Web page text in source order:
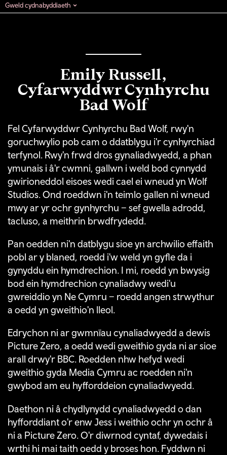
Gweld cydnabyddiaeth
Emily Russell,
Cyfarwyddwr Cynhyrchu
Bad Wolf
Fel Cyfarwyddwr Cynhyrchu Bad Wolf, rwy'n
goruchwylio pob cam o ddatblygu i'r cynhyrchiad
terfynol. Rwy'n frwd dros gynaliadwyedd, a phan
ymunais i â'r cwmni, gallwn i weld bod cynnydd
gwirioneddol eisoes wedi cael ei wneud yn Wolf
Studios. Ond roeddwn i'n teimlo gallen ni wneud
mwy ar yr ochr gynhyrchu – sef gwella adrodd,
tacluso, a meithrin brwdfrydedd.
Pan oedden ni'n datblygu sioe yn archwilio effaith
pobl ar y blaned, roedd i'w weld yn gyfle da i
gynyddu ein hymdrechion. I mi, roedd yn bwysig
bod ein hymdrechion cynaliadwy wedi'u
gwreiddio yn Ne Cymru – roedd angen strwythur
a oedd yn gweithio'n lleol.
Edrychon ni ar gwmnïau cynaliadwyedd a dewis
Picture Zero, a oedd wedi gweithio gyda ni ar sioe
arall drwy'r BBC. Roedden nhw hefyd wedi
gweithio gyda Media Cymru ac roedden ni'n
gwybod am eu hyfforddeion cynaliadwyedd.
Daethon ni â chydlynydd cynaliadwyedd o dan
hyfforddiant o'r enw Jess i weithio ochr yn ochr â
ni a Picture Zero.O'r diwrnod cyntaf, dywedais i
wrthi hi mai taith oedd y broses hon. Fyddwn ni